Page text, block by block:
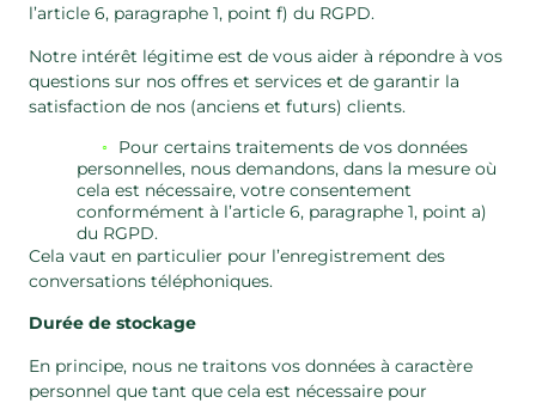
l’article 6, paragraphe 1, point f) du RGPD.
Notre intérêt légitime est de vous aider à répondre à vos
questions sur nos offres et services et de garantir la
satisfaction de nos (anciens et futurs) clients.
Pour certains traitements de vos données
personnelles, nous demandons, dans la mesure où
cela est nécessaire, votre consentement
conformément à l’article 6, paragraphe 1, point a)
du RGPD.
Cela vaut en particulier pour l’enregistrement des
conversations téléphoniques.
Durée de stockage
En principe, nous ne traitons vos données à caractère
personnel que tant que cela est nécessaire pour